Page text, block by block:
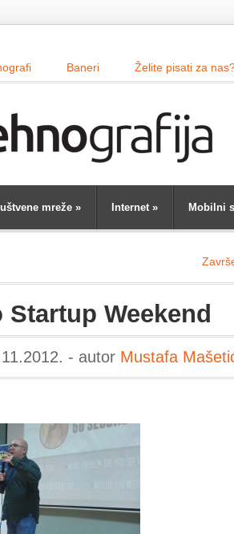
Baneri Želite pisati za
mreže » Internet» Mobilni
Startup Weekend
- autor Mustafa